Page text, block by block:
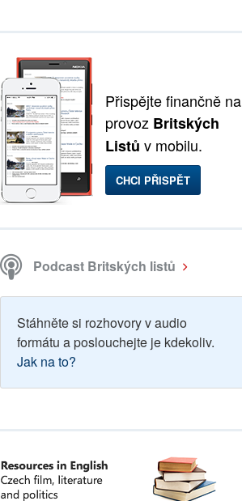
Přispějte finančně na
provoz Britských
Listů v mobilu.
CHCI PŘISPĚT
Podcast Britských listů
Stáhněte si rozhovory v audio
formátu a poslouchejte je kdekoliv.
Jak na to?